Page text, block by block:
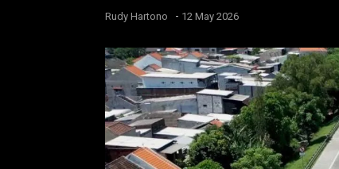
Rudy Hartono - 12 May 2026